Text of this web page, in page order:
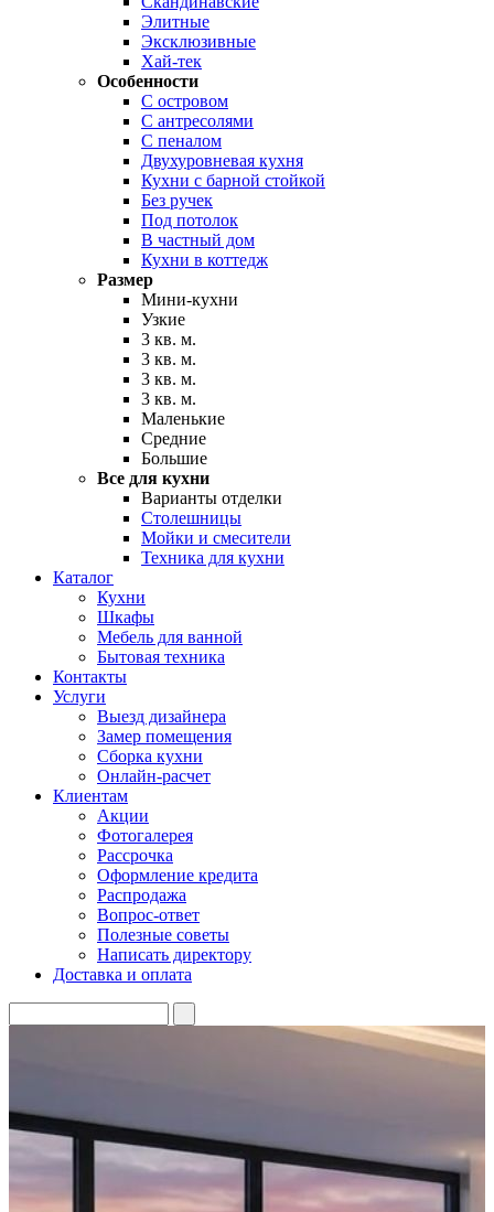
Элитные
Эксклюзивные
Хай-тек
Особенности
С островом
С антресолями
С пеналом
Двухуровневая кухня
Кухни с барной стойкой
Без ручек
Под потолок
В частный дом
Кухни в коттедж
Размер
Мини-кухни
Узкие
3 кв. м.
3 кв. м.
3 кв. м.
3 кв. м.
Маленькие
Средние
Большие
Все для кухни
Варианты отделки
Столешницы
Мойки и смесители
Техника для кухни
Каталог
Кухни
Шкафы
Мебель для ванной
Бытовая техника
Контакты
Услуги
Выезд дизайнера
Замер помещения
Сборка кухни
Онлайн-расчет
Клиентам
Акции
Фотогалерея
Рассрочка
Оформление кредита
Распродажа
Вопрос-ответ
Полезные советы
Написать директору
Доставка и оплата